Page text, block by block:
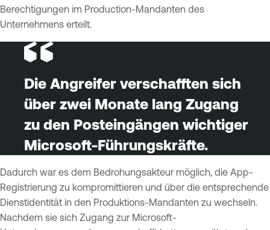
Berechtigungen im Production-Mandanten des
Unternehmens erteilt.
Die Angreifer verschafften sich
über zwei Monate lang Zugang
zu den Posteingängen wichtiger
Microsoft-Führungskräfte.
Dadurch war es dem Bedrohungsakteur möglich, die App-
Registrierung zu kompromittieren und über die entsprechende
Dienstidentität in den Produktions-Mandanten zu wechseln.
Nachdem sie sich Zugang zur Microsoft-